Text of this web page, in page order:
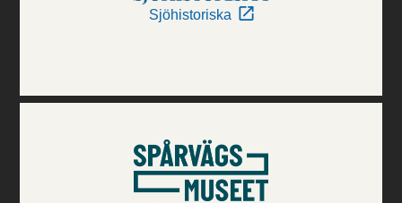
Sjöhistoriska